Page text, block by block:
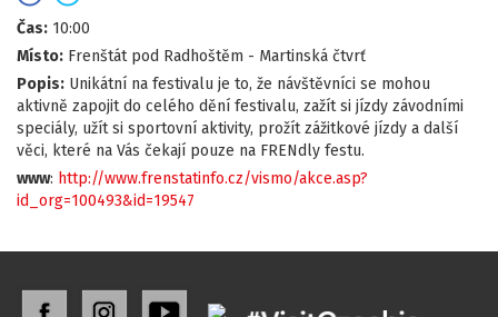
Čas: 10:00
Místo: Frenštát pod Radhoštěm - Martinská čtvrť
Popis: Unikátní na festivalu je to, že návštěvníci se mohou
aktivně zapojit do celého dění festivalu, zažít si jízdy závodními
speciály, užít si sportovní aktivity, prožít zážitkové jízdy a další
věci, které na Vás čekají pouze na FRENdly festu.
www: http://www.frenstatinfo.cz/vismo/akce.asp?
id_org=100493&id=19547